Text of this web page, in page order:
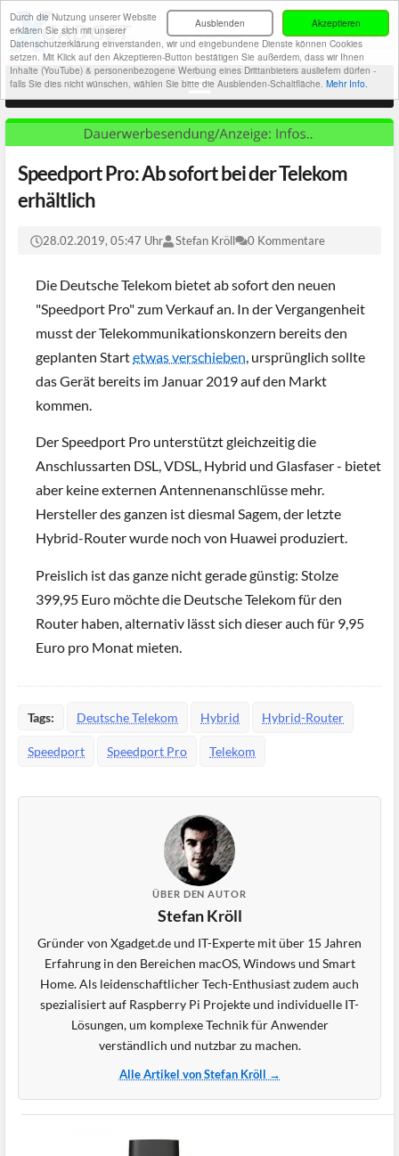
Akzeptieren
Ausblenden
Durch die Nutzung unserer Website
erklären Sie sich mit unserer
Datenschutzerklärung einverstanden, wir und eingebundene Dienste können Cookies
setzen. Mit Klick auf den Akzeptieren-Button bestätigen Sie außerdem, dass wir Ihnen
Inhalte (YouTube) & personenbezogene Werbung eines Drittanbieters ausliefern dürfen -
falls Sie dies nicht wünschen, wählen Sie bitte die Ausblenden-Schaltfläche. Mehr Info.
Speedport Pro: Ab sofort bei der Telekom
erhältlich
28.02.2019, 05:47 Uhr Stefan Kröll 0 Kommentare
Die Deutsche Telekom bietet ab sofort den neuen
"Speedport Pro" zum Verkauf an. In der Vergangenheit
musst der Telekommunikationskonzern bereits den
geplanten Startetwas verschieben, ursprünglich sollte
das Gerät bereits im Januar 2019 auf den Markt
kommen.
Der Speedport Pro unterstützt gleichzeitig die
Anschlussarten DSL, VDSL, Hybrid und Glasfaser - bietet
aber keine externen Antennenanschlüsse mehr.
Hersteller des ganzen ist diesmal Sagem, der letzte
Hybrid-Router wurde noch von Huawei produziert.
Preislich ist das ganze nicht gerade günstig: Stolze
399,95 Euro möchte die Deutsche Telekom für den
Router haben, alternativ lässt sich dieser auch für 9,95
Euro pro Monat mieten.
Tags: Deutsche Telekom Hybrid Hybrid-Router
Speedport Speedport Pro Telekom
ÜBER DEN AUTOR
Stefan Kröll
Gründer von Xgadget.de und IT-Experte mit über 15 Jahren
Erfahrung in den Bereichen macOS, Windows und Smart
Home. Als leidenschaftlicher Tech-Enthusiast zudem auch
spezialisiert auf Raspberry Pi Projekte und individuelle IT-
Lösungen, um komplexe Technik für Anwender
verständlich und nutzbar zu machen.
Alle Artikel von Stefan Kröll →